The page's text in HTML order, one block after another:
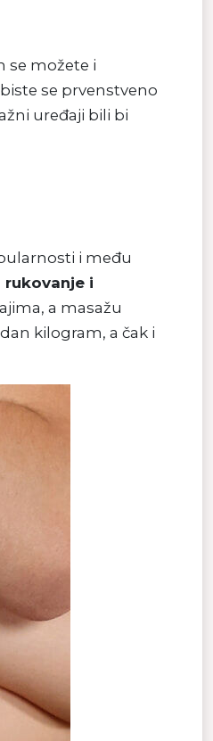
se možete i
se prvenstveno
uređaji bili bi
i među
rukovanje i
a masažu
kilogram, a čak i